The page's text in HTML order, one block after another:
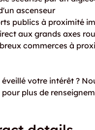
ascenseur
publics à proximité
aux grands axes
commerces à
éveillé votre intérêt ?
pour plus de